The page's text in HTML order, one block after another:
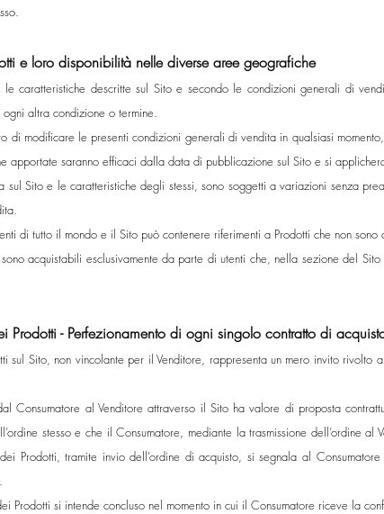
e loro disponibilità nelle diverse aree geografiche
caratteristiche descritte sul Sito e secondo le condizioni generali di
ogni altra condizione o termine.
di modificare le presenti condizioni generali di vendita in qualsiasi
apportate saranno efficaci dalla data di pubblicazione sul Sito e si
Sito e le caratteristiche degli stessi, sono soggetti a variazioni senza
di tutto il mondo e il Sito può contenere riferimenti a Prodotti che non
acquistabili esclusivamente da parte di utenti che, nella sezione del
- Perfezionamento di ogni singolo contratto di
sul Sito, non vincolante per il Venditore, rappresenta un mero invito rivolto
Consumatore al Venditore attraverso il Sito ha valore di proposta
stesso e che il Consumatore, mediante la trasmissione dell’ordine
Prodotti, tramite invio dell’ordine di acquisto, si segnala al
Prodotti si intende concluso nel momento in cui il Consumatore riceve la